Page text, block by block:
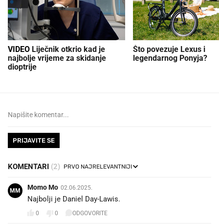
VIDEO
najbolje vrijeme za skidanje
dioptrije
Što povezuje Lexus i
legendarnog Ponyja?
PRIJAVITE SE
KOMENTARI (2)
MM Momo Mo 02.06.2025.
Najbolji je Daniel Day-Lawis.
0 0 ODGOVORITE